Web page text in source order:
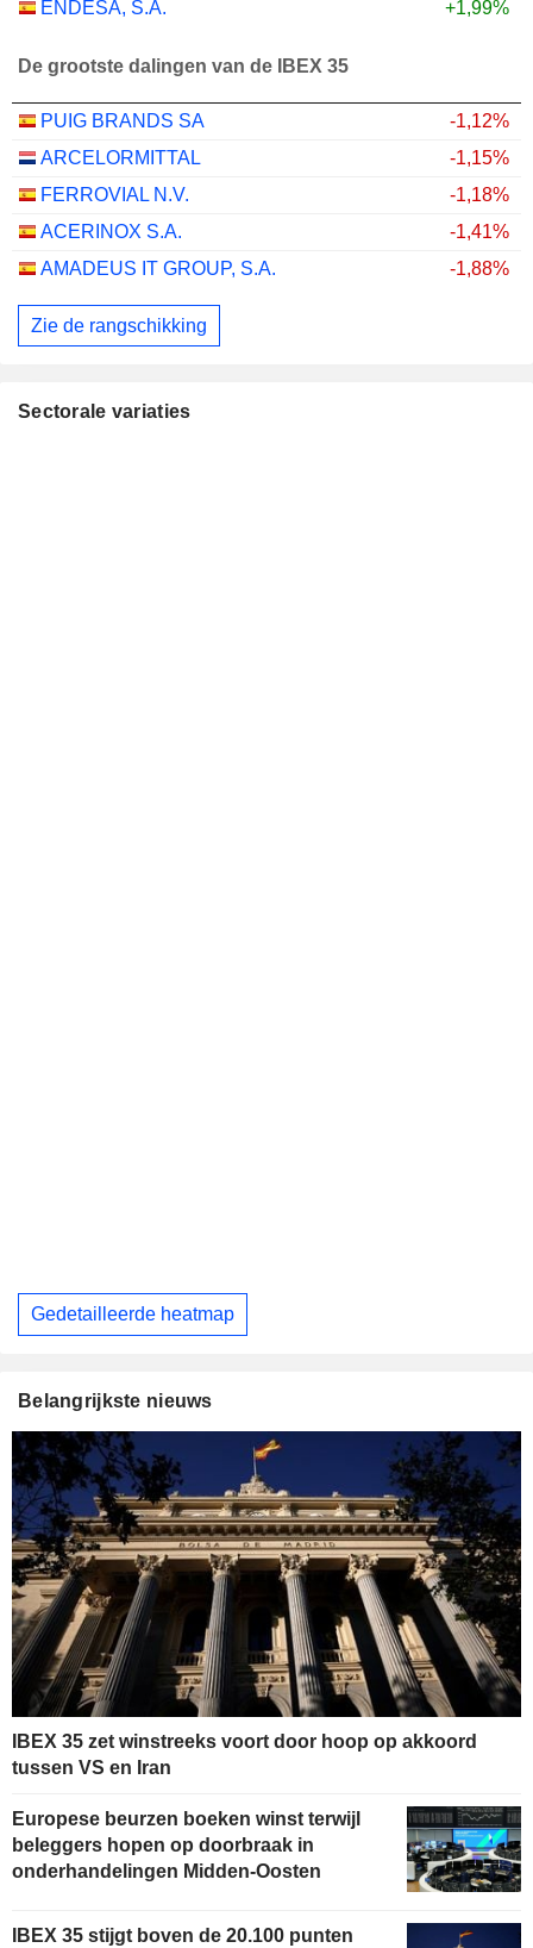
ENDESA, S.A. +1,99%
De grootste dalingen van de IBEX 35
PUIG BRANDS SA
-1,12%
ARCELORMITTAL
-1,15%
FERROVIAL N.V.
-1,18%
ACERINOX S.A.
-1,41%
AMADEUS IT GROUP, S.A.
-1,88%
Zie de rangschikking
Sectorale variaties
Gedetailleerde heatmap
Belangrijkste nieuws
IBEX 35 zet winstreeks voort door hoop op akkoord
tussen VS en Iran
Europese beurzen boeken winst terwijl
beleggers hopen op doorbraak in
onderhandelingen Midden-Oosten
IBEX 35 stijgt boven de 20.100 punten